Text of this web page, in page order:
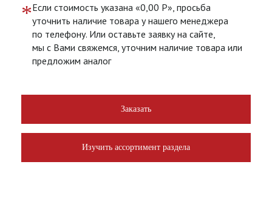
*Если стоимость указана «0,00 Р», просьба
уточнить наличие товара у нашего менеджера
по телефону. Или оставьте заявку на сайте,
мы с Вами свяжемся, уточним наличие товара или
предложим аналог
Заказать
Изучить ассортимент раздела